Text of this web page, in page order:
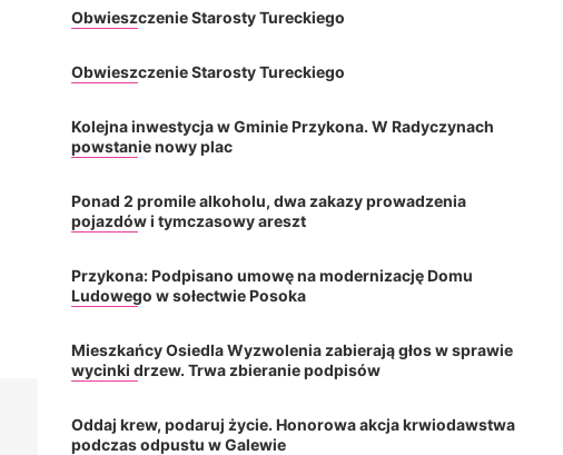
Obwieszczenie Starosty Tureckiego
Obwieszczenie Starosty Tureckiego
Kolejna inwestycja w Gminie Przykona. W Radyczynach
powstanie nowy plac
Ponad 2 promile alkoholu, dwa zakazy prowadzenia
pojazdów i tymczasowy areszt
Przykona: Podpisano umowę na modernizację Domu
Ludowego w sołectwie Posoka
Mieszkańcy Osiedla Wyzwolenia zabierają głos w sprawie
wycinki drzew. Trwa zbieranie podpisów
Oddaj krew, podaruj życie. Honorowa akcja krwiodawstwa
podczas odpustu w Galewie